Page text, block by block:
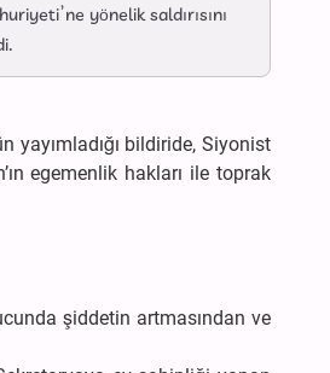
yönelik saldırısını
yayımladığı bildiride, Siyonist
egemenlik hakları ile toprak
şiddetin artmasından ve